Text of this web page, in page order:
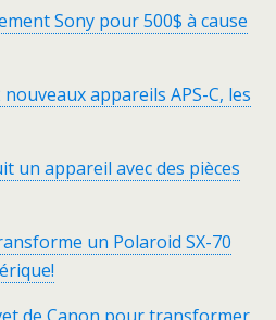
Sony pour 500$ à cause
appareils APS-C, les
un appareil avec des pièces
un Polaroid SX-70